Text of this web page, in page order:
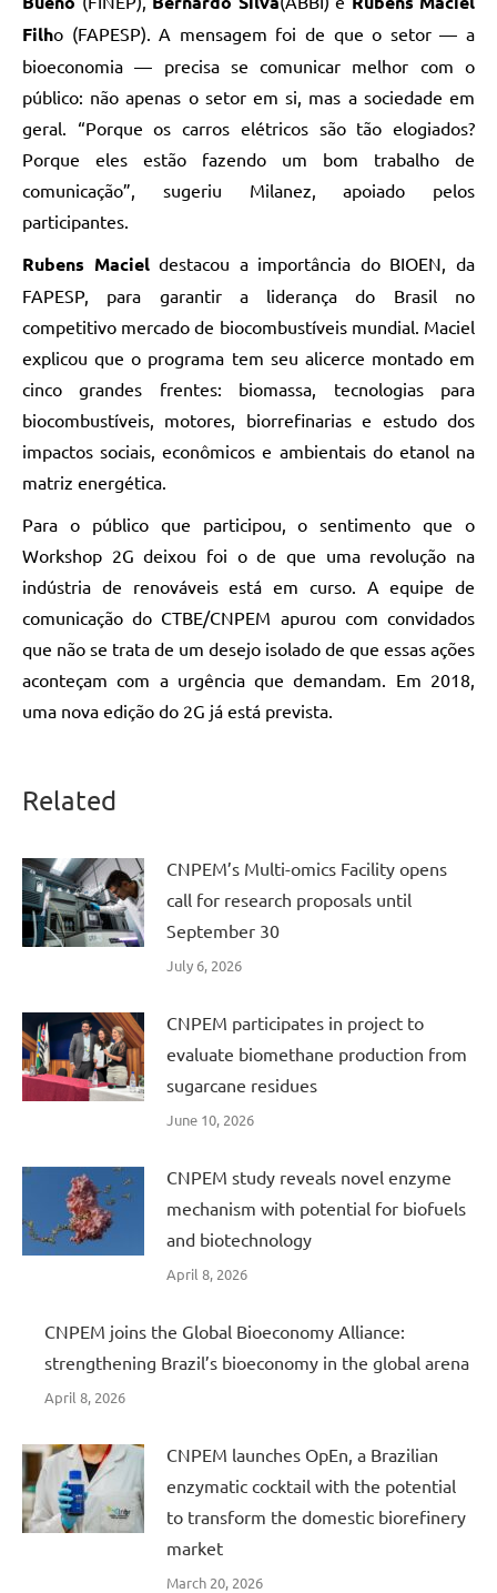
Filho (FAPESP). A mensagem foi de que o setor — a
bioeconomia — precisa se comunicar melhor com o
público: não apenas o setor em si, mas a sociedade em
geral. “Porque os carros elétricos são tão elogiados?
Porque eles estão fazendo um bom trabalho de
comunicação”, sugeriu Milanez, apoiado pelos
participantes.
Rubens Maciel destacou a importância do BIOEN, da
FAPESP, para garantir a liderança do Brasil no
competitivo mercado de biocombustíveis mundial. Maciel
explicou que o programa tem seu alicerce montado em
cinco grandes frentes: biomassa, tecnologias para
biocombustíveis, motores, biorrefinarias e estudo dos
impactos sociais, econômicos e ambientais do etanol na
matriz energética.
Para o público que participou, o sentimento que o
Workshop 2G deixou foi o de que uma revolução na
indústria de renováveis está em curso. A equipe de
comunicação do CTBE/CNPEM apurou com convidados
que não se trata de um desejo isolado de que essas ações
aconteçam com a urgência que demandam. Em 2018,
uma nova edição do 2G já está prevista.
Related
CNPEM’s Multi-omics Facility opens
call for research proposals until
September 30
July 6, 2026
CNPEM participates in project to
evaluate biomethane production from
sugarcane residues
June 10, 2026
CNPEM study reveals novel enzyme
mechanism with potential for biofuels
and biotechnology
April 8, 2026
CNPEM joins the Global Bioeconomy Alliance:
strengthening Brazil’s bioeconomy in the global arena
April 8, 2026
CNPEM launches OpEn, a Brazilian
enzymatic cocktail with the potential
to transform the domestic biorefinery
market
March 20, 2026